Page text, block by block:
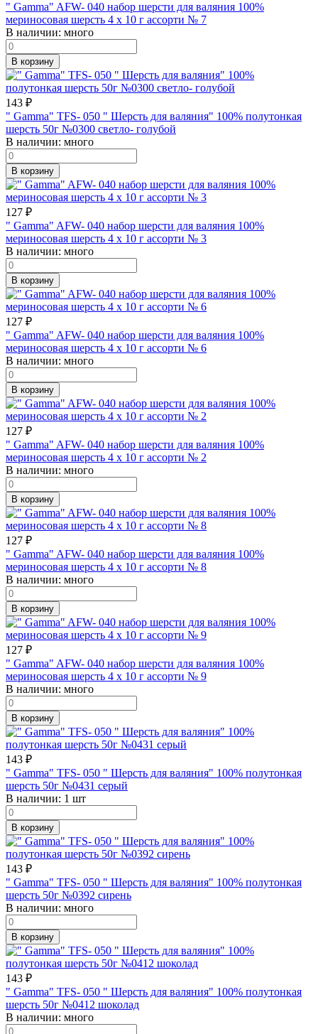
" Gamma" AFW- 040 набор шерсти для валяния 100%
мериносовая шерсть 4 х 10 г ассорти № 7
В наличии: много
В корзину
143 ₽
" Gamma" TFS- 050 " Шерсть для валяния" 100% полутонкая
шерсть 50г №0300 светло- голубой
В наличии: много
В корзину
127 ₽
" Gamma" AFW- 040 набор шерсти для валяния 100%
мериносовая шерсть 4 х 10 г ассорти № 3
В наличии: много
В корзину
127 ₽
" Gamma" AFW- 040 набор шерсти для валяния 100%
мериносовая шерсть 4 х 10 г ассорти № 6
В наличии: много
В корзину
127 ₽
" Gamma" AFW- 040 набор шерсти для валяния 100%
мериносовая шерсть 4 х 10 г ассорти № 2
В наличии: много
В корзину
127 ₽
" Gamma" AFW- 040 набор шерсти для валяния 100%
мериносовая шерсть 4 х 10 г ассорти № 8
В наличии: много
В корзину
127 ₽
" Gamma" AFW- 040 набор шерсти для валяния 100%
мериносовая шерсть 4 х 10 г ассорти № 9
В наличии: много
В корзину
143 ₽
" Gamma" TFS- 050 " Шерсть для валяния" 100% полутонкая
шерсть 50г №0431 серый
В наличии: 1 шт
В корзину
143 ₽
" Gamma" TFS- 050 " Шерсть для валяния" 100% полутонкая
шерсть 50г №0392 сирень
В наличии: много
В корзину
143 ₽
" Gamma" TFS- 050 " Шерсть для валяния" 100% полутонкая
шерсть 50г №0412 шоколад
В наличии: много